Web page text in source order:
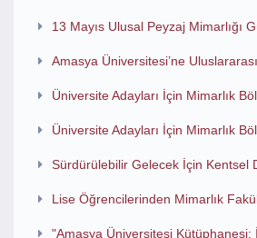
13 Mayıs Ulusal Peyzaj Mimarlığı
Amasya Üniversitesi’ne Uluslararası
Üniversite Adayları İçin Mimarlık
Üniversite Adayları İçin Mimarlık
Sürdürülebilir Gelecek İçin Kentsel
Lise Öğrencilerinden Mimarlık
"Amasya Üniversitesi Kütüphanesi: